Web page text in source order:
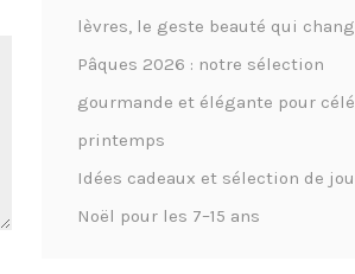
lèvres, le geste beauté qui
Pâques 2026 : notre sélection
gourmande et élégante pour
printemps
Idées cadeaux et sélection de
Noël pour les 7–15 ans